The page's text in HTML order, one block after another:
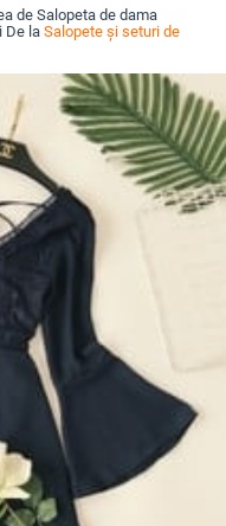
de Salopeta de dama
De la Salopete și seturi de